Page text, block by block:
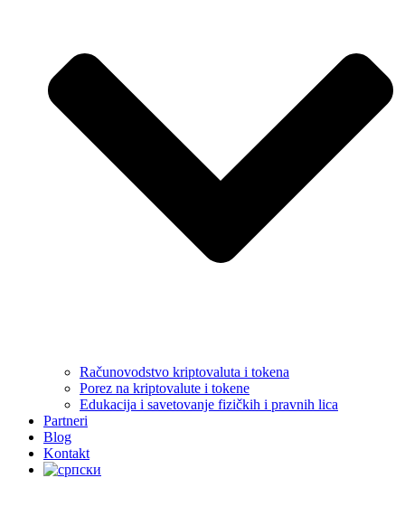
Računovodstvo kriptovaluta i tokena
Porez na kriptovalute i tokene
Edukacija i savetovanje fizičkih i pravnih lica
Partneri
Blog
Kontakt